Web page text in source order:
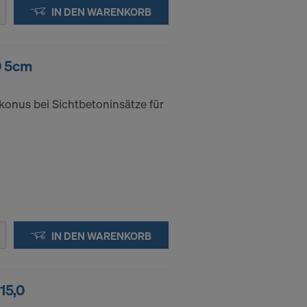
IN DEN WARENKORB
5cm
bei Sichtbetoninsätze für
IN DEN WARENKORB
indem
DIE